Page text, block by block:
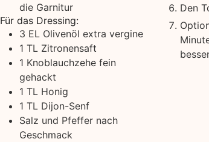
die Garnitur
Für das Dressing:
3 EL Olivenöl extra vergine
1 TL Zitronensaft
1 Knoblauchzehe fein
gehackt
1 TL Honig
1 TL Dijon-Senf
Salz und Pfeffer nach
Geschmack
Den